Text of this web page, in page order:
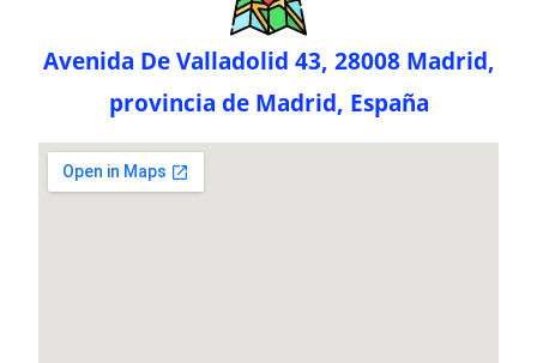
Avenida De Valladolid 43, 28008 Madrid,
provincia de Madrid, España